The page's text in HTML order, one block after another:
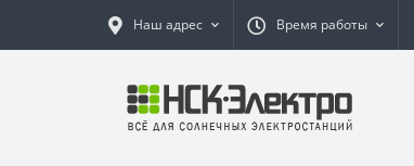
Наш адрес Время работы